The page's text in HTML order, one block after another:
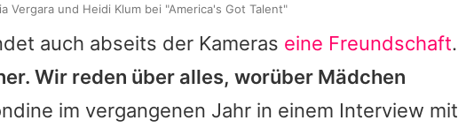
auch abseits der Kameras eine Freundschaft.
Wir reden über alles, worüber Mädchen
im vergangenen Jahr in einem Interview mit
Vergara und Heidi Klum bei "America's Got Talent"